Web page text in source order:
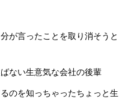
が言ったことを取り消そうと
ない生意気な会社の後輩
のを知っちゃったちょっと生